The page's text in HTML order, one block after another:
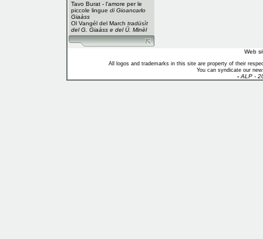
Tavo Burat - l'amore per le
piccole linguedi Gioancarlo
Giaàss
Ol Vangél del March tradüsìt
del G. Giaàss e del Ü. Minèl
Web
All logos and trademarks in this site are property of their
You can syndicate our
- ALP -